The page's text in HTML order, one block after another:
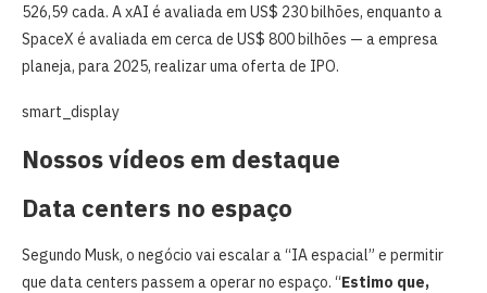
526,59 cada. A xAI é avaliada em US$ 230 bilhões, enquanto a
SpaceX é avaliada em cerca de US$ 800 bilhões — a empresa
planeja, para 2025, realizar uma oferta de IPO.
smart_display
Nossos vídeos em destaque
Data centers no espaço
Segundo Musk, o negócio vai escalar a “IA espacial” e permitir
que data centers passem a operar no espaço. “Estimo que,